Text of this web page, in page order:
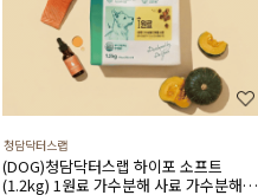
청담닥터스랩
(DOG)청담닥터스랩 하이포 소프트
(1.2kg) 1원료 가수분해 사료 가수분해연